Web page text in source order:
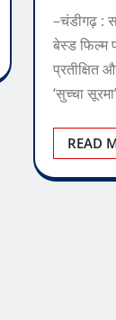
–चंडीगढ़ :
बेस्ड फिल्म
प्रतीक्षित
‘सुच्चा
READ